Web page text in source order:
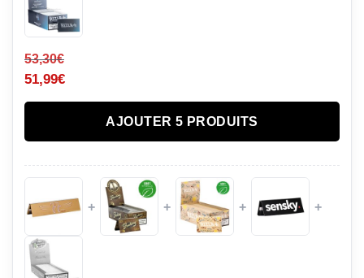
53,30€
51,99€
AJOUTER 5 PRODUITS
+ + + +